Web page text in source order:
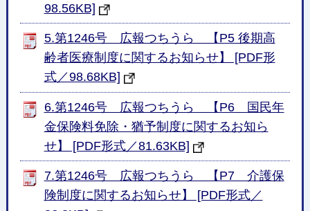
98.56KB]
5.第1246号 広報つちうら 【P5 後期高
齢者医療制度に関するお知らせ】 [PDF形
式／98.68KB]
6.第1246号 広報つちうら 【P6 国民年
金保険料免除・猶予制度に関するお知ら
せ】 [PDF形式／81.63KB]
7.第1246号 広報つちうら 【P7 介護保
険制度に関するお知らせ】 [PDF形式／